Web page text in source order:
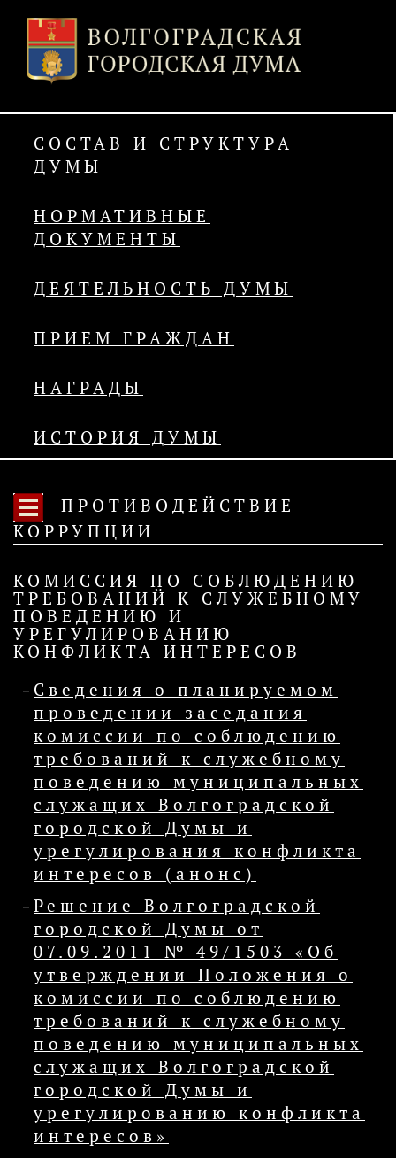
СОСТАВ И СТРУКТУРА
ДУМЫ
НОРМАТИВНЫЕ
ДОКУМЕНТЫ
ДЕЯТЕЛЬНОСТЬ ДУМЫ
ПРИЕМ ГРАЖДАН
НАГРАДЫ
ИСТОРИЯ ДУМЫ
ПРОТИВОДЕЙСТВИЕ
КОРРУПЦИИ
КОМИССИЯ ПО СОБЛЮДЕНИЮ
ТРЕБОВАНИЙ К СЛУЖЕБНОМУ
ПОВЕДЕНИЮ И
УРЕГУЛИРОВАНИЮ
КОНФЛИКТА ИНТЕРЕСОВ
Сведения о планируемом
проведении заседания
комиссии по соблюдению
требований к служебному
поведению муниципальных
служащих Волгоградской
городской Думы и
урегулирования конфликта
интересов (анонс)
Решение Волгоградской
городской Думы от
07.09.2011 № 49/1503 «Об
утверждении Положения о
комиссии по соблюдению
требований к служебному
поведению муниципальных
служащих Волгоградской
городской Думы и
урегулированию конфликта
интересов»